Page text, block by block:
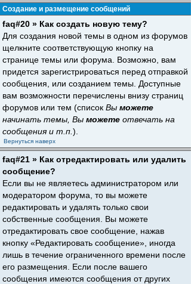
Создание и размещение сообщений
faq#20 » Как создать новую тему?
Для создания новой темы в одном из форумов
щелкните соответствующую кнопку на
странице темы или форума. Возможно, вам
придется зарегистрироваться перед отправкой
сообщения, или созданием темы. Доступные
вам возможности перечислены внизу страниц
форумов или тем (список Вы можете
начинать темы, Вы можете отвечать на
сообщения и т.п. ).
Вернуться наверх
faq#21 » Как отредактировать или удалить
сообщение?
Если вы не являетесь администратором или
модератором форума, то вы можете
редактировать и удалять только свои
собственные сообщения. Вы можете
отредактировать свое сообщение, нажав
кнопку «Редактировать сообщение», иногда
лишь в течение ограниченного времени после
его размещения. Если после вашего
сообщения имеются сообщения от других